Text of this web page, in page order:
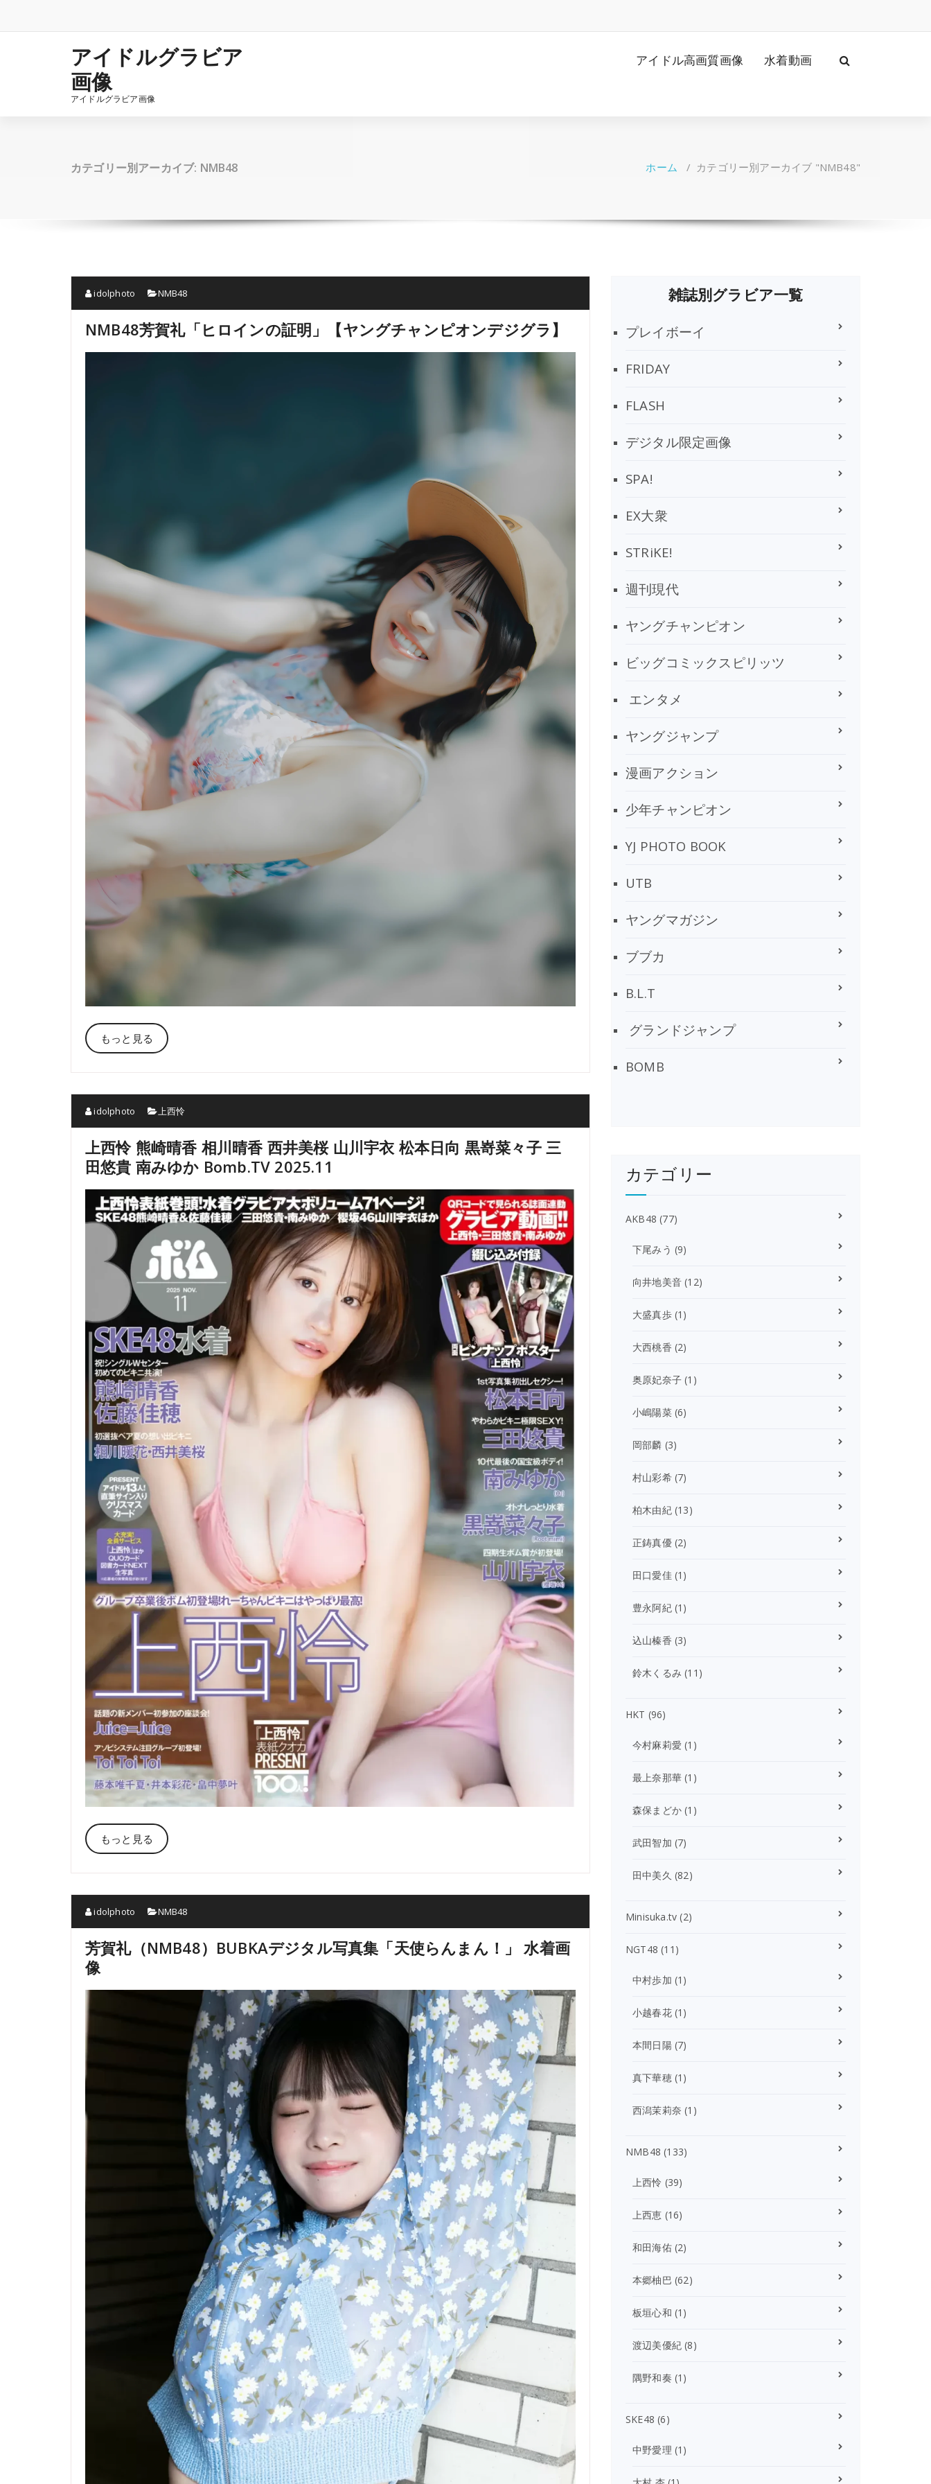
テ
アイドルグラビア
画像
アイドルグラビア画像
アイドル高画質画像 水着動画
カテゴリー別アーカイブ: NMB48 ホーム / カテゴリー別アーカイブ "NMB48"
idolphoto NMB48
NMB48芳賀礼「ヒロインの証明」【ヤングチャンピオンデジグラ】
もっと見る
idolphoto 上西怜
上西怜 熊崎晴香 相川晴香 西井美桜 山川宇衣 松本日向 黒嵜菜々子 三
田悠貴 南みゆか Bomb.TV 2025.11
もっと見る
idolphoto NMB48
芳賀礼（NMB48）BUBKAデジタル写真集「天使らんまん！」 水着画
像
雑誌別グラビア一覧
プレイボーイ
FRIDAY
FLASH
デジタル限定画像
SPA!
EX大衆
STRiKE!
週刊現代
ヤングチャンピオン
ビッグコミックスピリッツ
エンタメ
ヤングジャンプ
漫画アクション
少年チャンピオン
YJ PHOTO BOOK
UTB
ヤングマガジン
ブブカ
B.L.T
グランドジャンプ
BOMB
カテゴリー
AKB48 (77)
下尾みう (9)
向井地美音 (12)
大盛真歩(1)
大西桃香 (2)
奥原妃奈子 (1)
小嶋陽菜(6)
岡部麟 (3)
村山彩希(7)
柏木由紀(13)
正鋳真優(2)
田口愛佳(1)
豊永阿紀(1)
込山榛香 (3)
鈴木くるみ (11)
HKT (96)
今村麻莉愛 (1)
最上奈那華 (1)
森保まどか (1)
武田智加 (7)
田中美久 (82)
Minisuka.tv (2)
NGT48 (11)
中村歩加 (1)
小越春花(1)
本間日陽(7)
真下華穂(1)
西潟茉莉奈 (1)
NMB48 (133)
上西怜 (39)
上西恵 (16)
和田海佑(2)
本郷柚巴 (62)
板垣心和 (1)
渡辺美優紀 (8)
隅野和奏 (1)
SKE48 (6)
中野愛理 (1)